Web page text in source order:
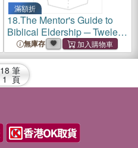
滿額折
18.The Mentor's Guide to
Biblical Eldership ─ Tweleve
Lessons for Mentoring
Elders
無庫存
18 筆
1 頁